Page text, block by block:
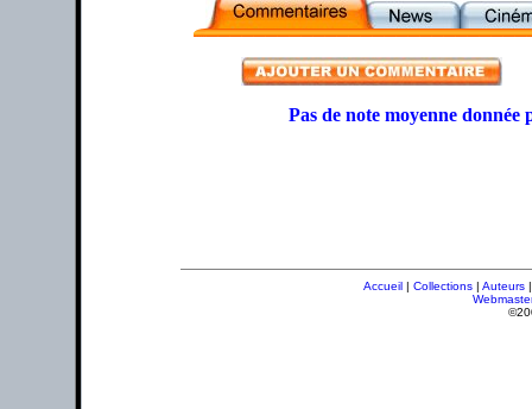
Pas de note moyenne
Accueil | Collections | Auteurs